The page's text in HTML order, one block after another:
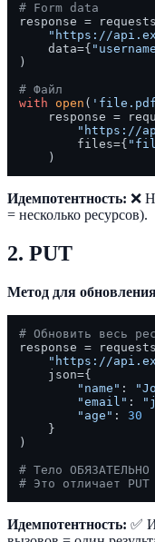
# Form data
response =
"https://
    data={
)
# Файл
with
open (
response =
"https://
        files={
Идемпотентность: ❌
= несколько ресурсов).
2. PUT
Метод для
# Обновить весь
response =
"https://
    json={
"name" :
"email" :
"age" : 30
    }
)
# Тело ОБЯЗАТЕЛЬНО
# Это отличает PUT
Идемпотентность: ✅